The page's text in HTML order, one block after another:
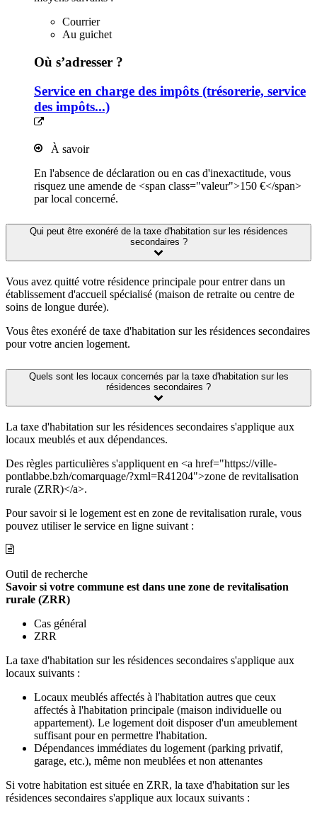
Courrier
Au guichet
Où s’adresser ?
Service en charge des impôts (trésorerie, service
des impôts...)
À savoir
En l'absence de déclaration ou en cas d'inexactitude, vous
risquez une amende de <span class="valeur">150 €</span>
par local concerné.
Qui peut être exonéré de la taxe d'habitation sur les résidences
secondaires ?
Vous avez quitté votre résidence principale pour entrer dans un
établissement d'accueil spécialisé (maison de retraite ou centre de
soins de longue durée).
Vous êtes exonéré de taxe d'habitation sur les résidences secondaires
pour votre ancien logement.
Quels sont les locaux concernés par la taxe d'habitation sur les
résidences secondaires ?
La taxe d'habitation sur les résidences secondaires s'applique aux
locaux meublés et aux dépendances.
Des règles particulières s'appliquent en <a href="https://ville-
pontlabbe.bzh/comarquage/?xml=R41204">zone de revitalisation
rurale (ZRR)</a>.
Pour savoir si le logement est en zone de revitalisation rurale, vous
pouvez utiliser le service en ligne suivant :
Outil de recherche
Savoir si votre commune est dans une zone de revitalisation
rurale (ZRR)
Cas général
ZRR
La taxe d'habitation sur les résidences secondaires s'applique aux
locaux suivants :
Locaux meublés affectés à l'habitation autres que ceux
affectés à l'habitation principale (maison individuelle ou
appartement). Le logement doit disposer d'un ameublement
suffisant pour en permettre l'habitation.
Dépendances immédiates du logement (parking privatif,
garage, etc.), même non meublées et non attenantes
Si votre habitation est située en ZRR, la taxe d'habitation sur les
résidences secondaires s'applique aux locaux suivants :